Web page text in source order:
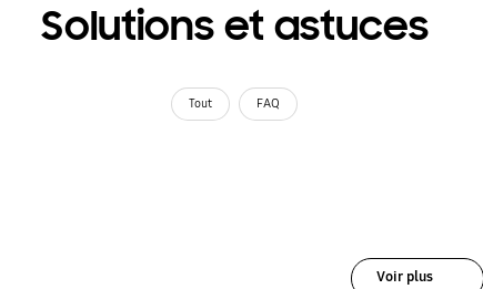
Solutions et astuces
Tout FAQ
Voir plus